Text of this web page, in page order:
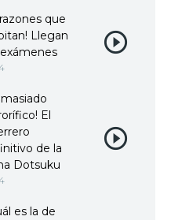
que
Llegan
El
de la
Dotsuku
es la de